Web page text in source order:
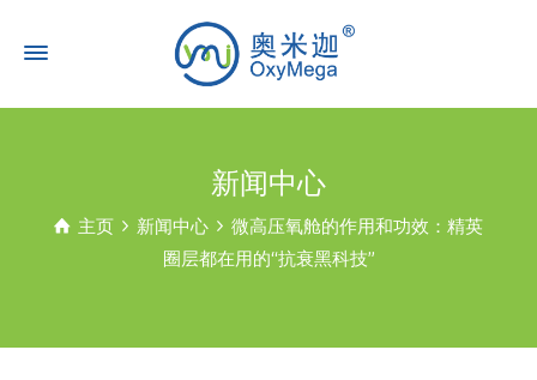
新闻中心
主页 新闻中心
微高压氧舱的作用和功效：精英
圈层都在用的“抗衰黑科技”